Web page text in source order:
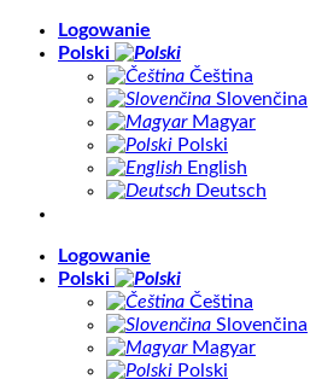
Skip
Logowanie
Polski
Čeština
Slovenčina
Magyar
Polski
English
Deutsch
Logowanie
Polski
Čeština
Slovenčina
Magyar
Polski